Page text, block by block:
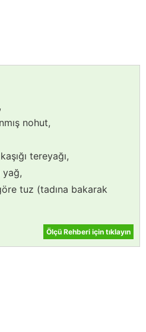
nohut,
tereyağı,
yağ,
tuz (tadına bakarak
Ölçü Rehberi için tıklayın